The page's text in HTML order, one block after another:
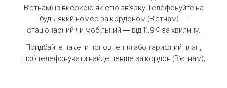
В'єтнам) із високою якістю зв'язку.Телефонуйте на
будь-який номер за кордоном (В'єтнам) —
стаціонарний чи мобільний — від 11.9 ¢ за хвилину.
Придбайте пакети поповнення або тарифний план,
щоб телефонувати найдешевше за кордон (В'єтнам).